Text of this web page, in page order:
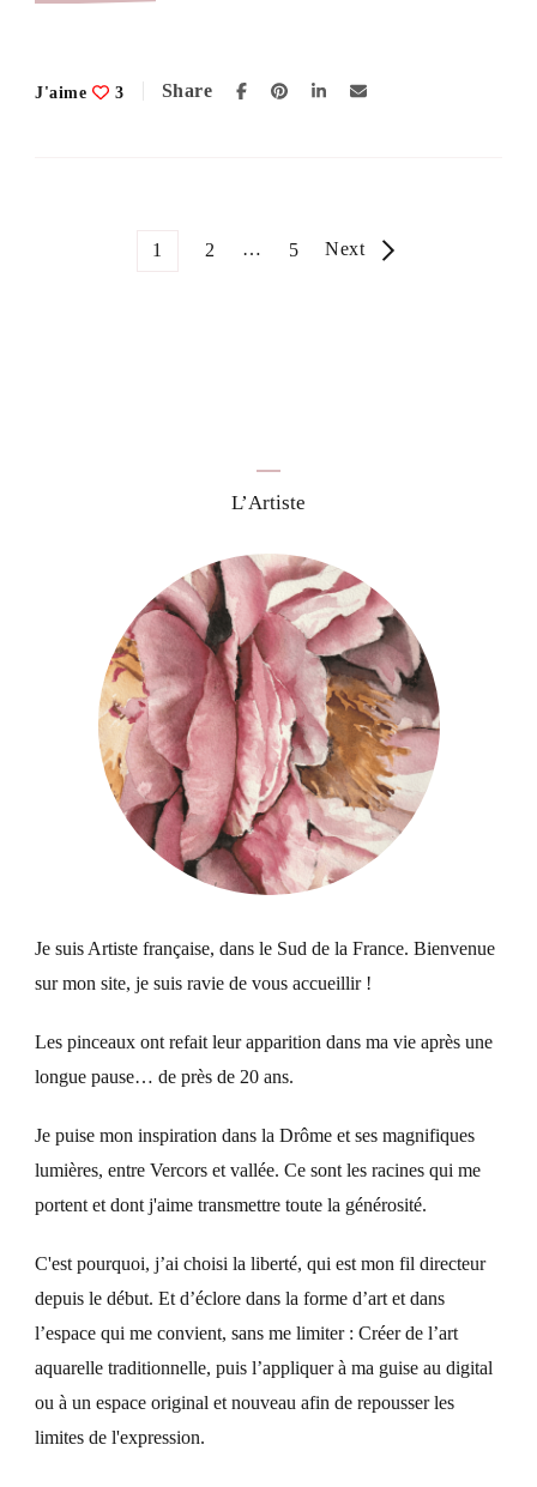
J'aime 3 Share
Pagination
Page
1 Page
2 … Page
5 Next
L’Artiste
Je suis Artiste française, dans le Sud de la France. Bienvenue
sur mon site, je suis ravie de vous accueillir !
Les pinceaux ont refait leur apparition dans ma vie après une
longue pause… de près de 20 ans.
Je puise mon inspiration dans la Drôme et ses magnifiques
lumières, entre Vercors et vallée. Ce sont les racines qui me
portent et dont j'aime transmettre toute la générosité.
C'est pourquoi, j’ai choisi la liberté, qui est mon fil directeur
depuis le début. Et d’éclore dans la forme d’art et dans
l’espace qui me convient, sans me limiter : Créer de l’art
aquarelle traditionnelle, puis l’appliquer à ma guise au digital
ou à un espace original et nouveau afin de repousser les
limites de l'expression.